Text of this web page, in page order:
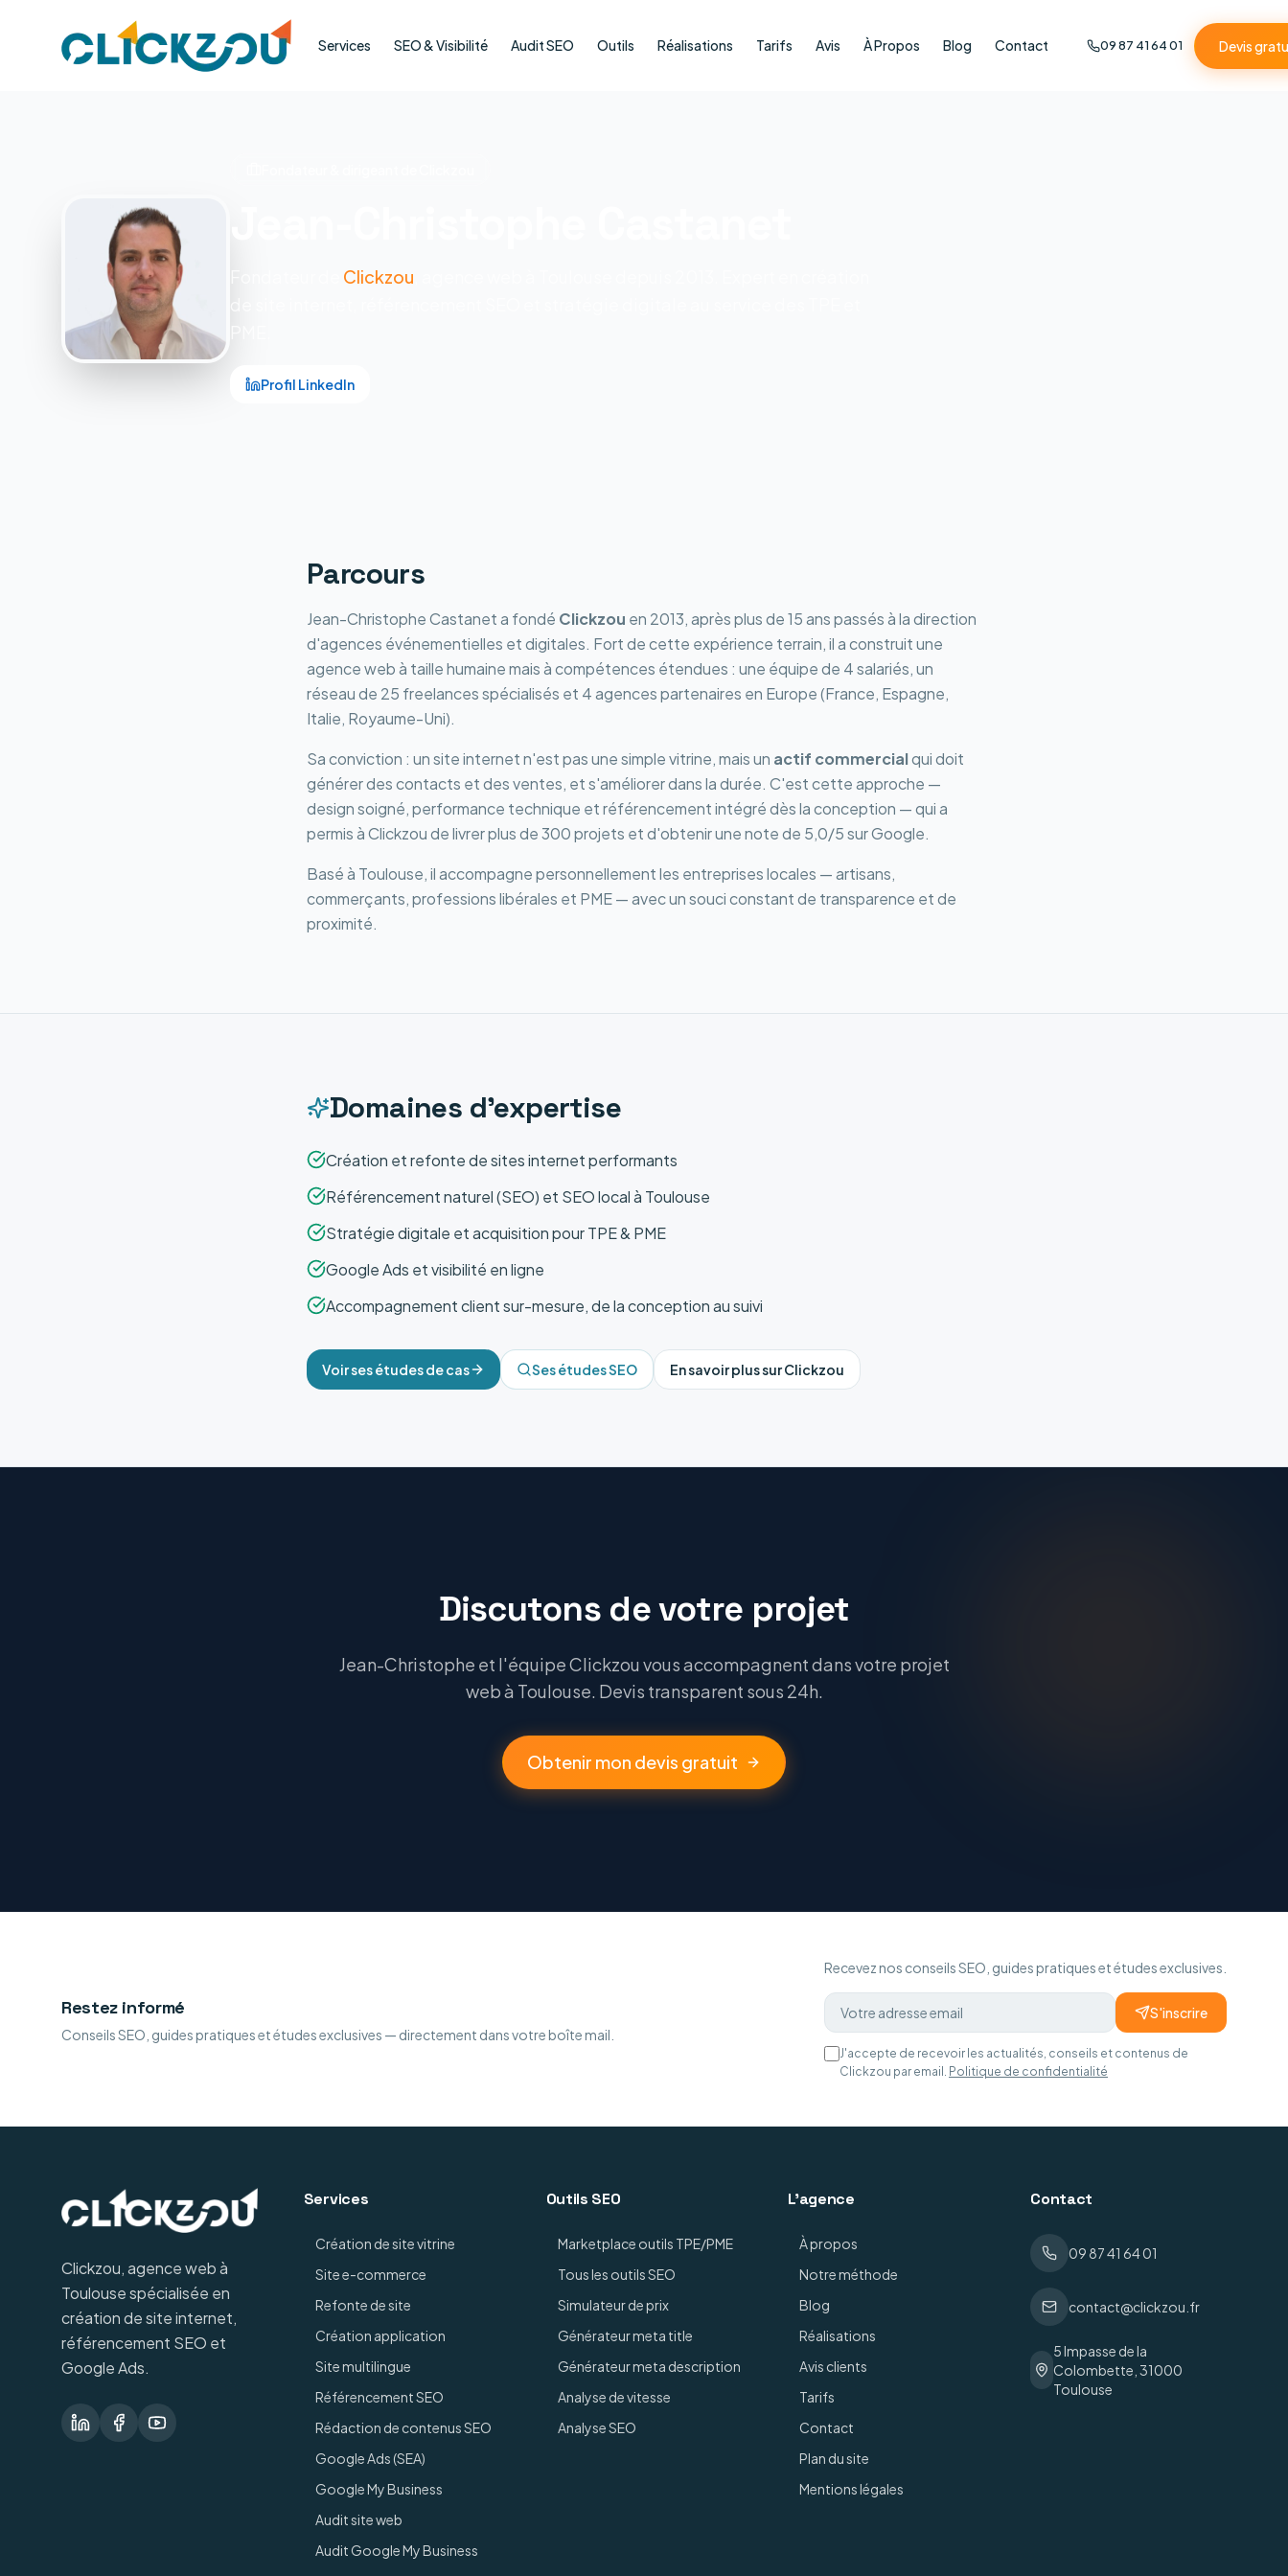
Services SEO & Visibilité Audit SEO Outils Réalisations Tarifs Avis À Propos Blog Contact 09 87 41 64 01 Devis
Clickzou
Profil LinkedIn
Parcours
Jean-Christophe Castanet a fondé Clickzou en 2013, après plus de 15 ans passés à la direction
d'agences événementielles et digitales. Fort de cette expérience terrain, il a construit une
agence web à taille humaine mais à compétences étendues : une équipe de 4 salariés, un
réseau de 25 freelances spécialisés et 4 agences partenaires en Europe (France, Espagne,
Italie, Royaume-Uni).
Sa conviction : un site internet n'est pas une simple vitrine, mais un actif commercialqui doit
générer des contacts et des ventes, et s'améliorer dans la durée. C'est cette approche —
design soigné, performance technique et référencement intégré dès la conception — qui a
permis à Clickzou de livrer plus de 300 projets et d'obtenir une note de 5,0/5 sur Google.
Basé à Toulouse, il accompagne personnellement les entreprises locales — artisans,
commerçants, professions libérales et PME — avec un souci constant de transparence et de
proximité.
Domaines d'expertise
Création et refonte de sites internet performants
Référencement naturel (SEO) et SEO local à Toulouse
Stratégie digitale et acquisition pour TPE & PME
Google Ads et visibilité en ligne
Accompagnement client sur-mesure, de la conception au suivi
Voir ses études de cas Ses études SEO En savoir plus sur Clickzou
Discutons de votre projet
Jean-Christophe et l'équipe Clickzou vous accompagnent dans votre projet
web à Toulouse. Devis transparent sous 24h.
Obtenir mon devis gratuit
Restez informé
Conseils SEO, guides pratiques et études exclusives — directement dans votre boîte mail.
Recevez nos conseils SEO, guides pratiques et études exclusives.
S'inscrire
J'accepte de recevoir les actualités, conseils et contenus de
Clickzou par email. Politique de confidentialité
Clickzou, agence web à
Toulouse spécialisée en
création de site internet,
référencement SEO et
Google Ads.
Services
Création de site vitrine
Site e-commerce
Refonte de site
Création application
Site multilingue
Référencement SEO
Rédaction de contenus SEO
Google Ads (SEA)
Google My Business
Audit site web
Audit Google My Business
Outils SEO
Marketplace outils TPE/PME
Tous les outils SEO
Simulateur de prix
Générateur meta title
Générateur meta description
Analyse de vitesse
Analyse SEO
L'agence
À propos
Notre méthode
Blog
Réalisations
Avis clients
Tarifs
Contact
Plan du site
Mentions légales
Contact
09 87 41 64 01
contact@clickzou.fr
5 Impasse de la
Colombette, 31000
Toulouse